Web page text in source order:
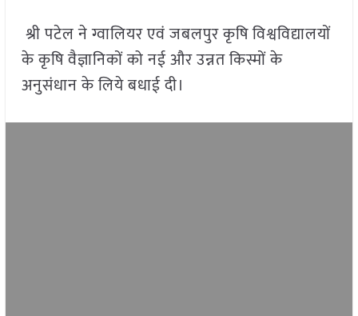
श्री पटेल ने ग्वालियर एवं जबलपुर कृषि विश्वविद्यालयों
के कृषि वैज्ञानिकों को नई और उन्नत किस्मों के
अनुसंधान के लिये बधाई दी।